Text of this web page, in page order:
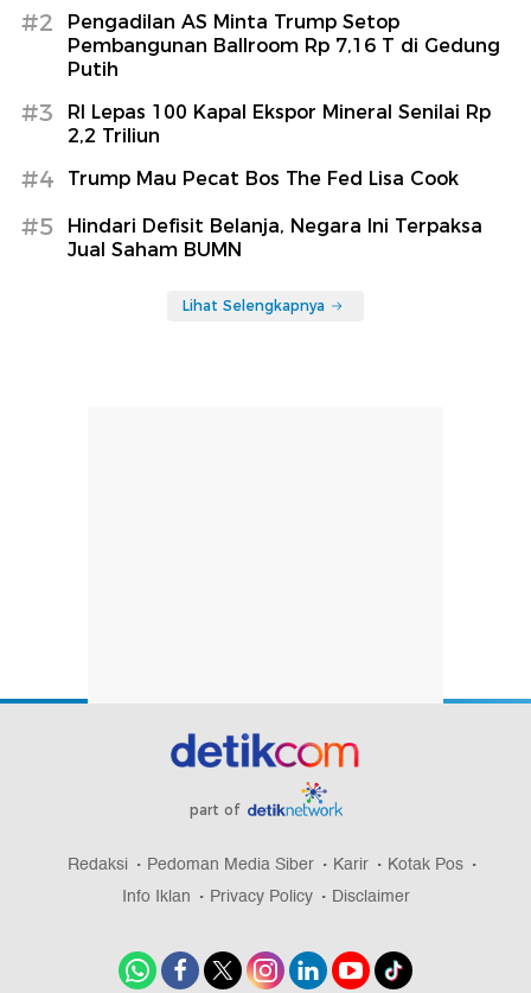
#2
Pengadilan AS Minta Trump Setop
Pembangunan Ballroom Rp 7,16 T di Gedung
Putih
#3
RI Lepas 100 Kapal Ekspor Mineral Senilai Rp
2,2 Triliun
#4 Trump Mau Pecat Bos The Fed Lisa Cook
#5
Hindari Defisit Belanja, Negara Ini Terpaksa
Jual Saham BUMN
Lihat Selengkapnya
part of
Redaksi Pedoman Media Siber Karir
Kotak Pos
Info Iklan
Privacy Policy Disclaimer